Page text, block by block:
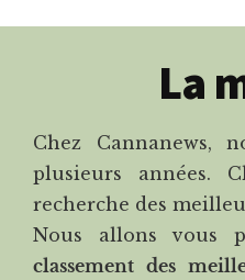
La
Chez Cannanews,
plusieurs années.
recherche des
Nous allons vous
classement des